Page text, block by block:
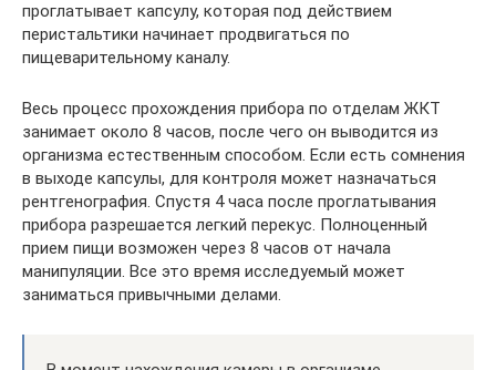
проглатывает капсулу, которая под действием
перистальтики начинает продвигаться по
пищеварительному каналу.
Весь процесс прохождения прибора по отделам ЖКТ
занимает около 8 часов, после чего он выводится из
организма естественным способом. Если есть сомнения
в выходе капсулы, для контроля может назначаться
рентгенография. Спустя 4 часа после проглатывания
прибора разрешается легкий перекус. Полноценный
прием пищи возможен через 8 часов от начала
манипуляции. Все это время исследуемый может
заниматься привычными делами.